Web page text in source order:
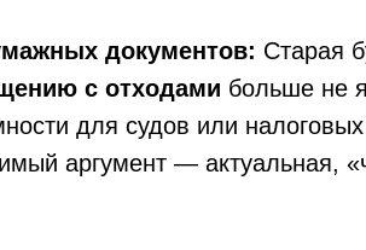
документов: Старая
с отходами больше не
для судов или
аргумент — актуальная,